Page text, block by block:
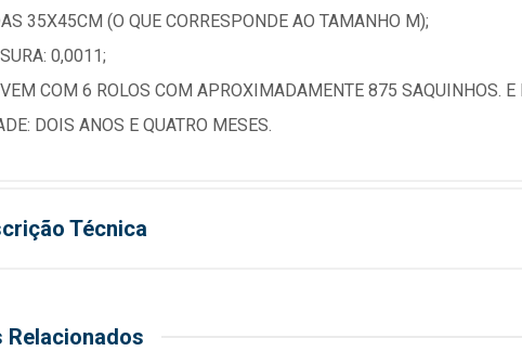
35X45CM (O QUE CORRESPONDE AO TAMANHO M);
0,0011;
COM 6 ROLOS COM APROXIMADAMENTE 875 SAQUINHOS. E
DOIS ANOS E QUATRO MESES.
Técnica
Relacionados